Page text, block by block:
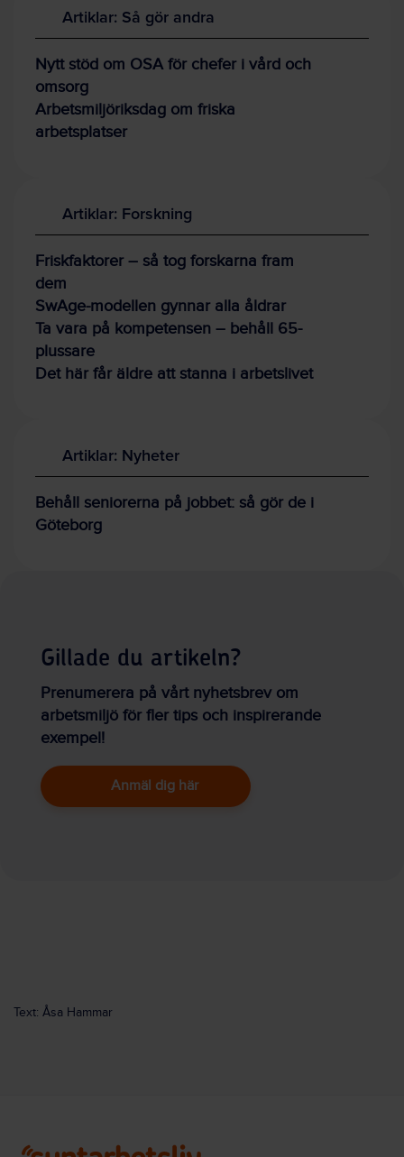
Artiklar: Så gör andra
Nytt stöd om OSA för chefer i vård och
omsorg
Arbetsmiljöriksdag om friska
arbetsplatser
Artiklar: Forskning
Friskfaktorer – så tog forskarna fram
dem
SwAge-modellen gynnar alla åldrar
Ta vara på kompetensen – behåll 65-
plussare
Det här får äldre att stanna i arbetslivet
Artiklar: Nyheter
Behåll seniorerna på jobbet: så gör de i
Göteborg
Gillade du artikeln?
Prenumerera på vårt nyhetsbrev om
arbetsmiljö för fler tips och inspirerande
exempel!
Anmäl dig här
Text: Åsa Hammar